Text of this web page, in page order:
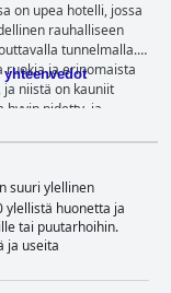
on upea hotelli, jossa
rauhalliseen
tunnelmalla.
ruokia ja erinomaista
niistä on kauniit
hyvin pidetty, ja
varmistaa, että vieraat
monista
ja hyvin hoidettuja, ja
Lomakeskus on
on monenlaista
se ei aivan yllä
ylellinen ja
kaikkiaan Sarova
suuri ylellinen
ylellistä huonetta ja
tai puutarhoihin.
ja useita